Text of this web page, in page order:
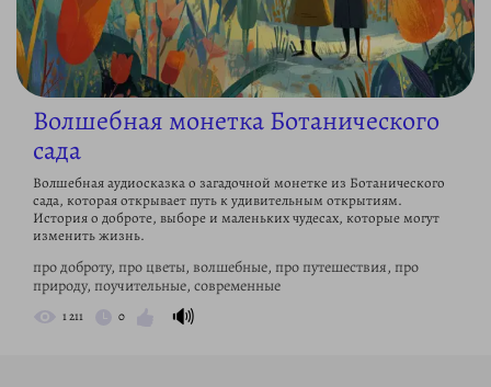
Волшебная монетка Ботанического
сада
Волшебная аудиосказка о загадочной монетке из Ботанического
сада, которая открывает путь к удивительным открытиям.
История о доброте, выборе и маленьких чудесах, которые могут
изменить жизнь.
про доброту, про цветы, волшебные, про путешествия, про
природу, поучительные, современные
1 211 0 🔊